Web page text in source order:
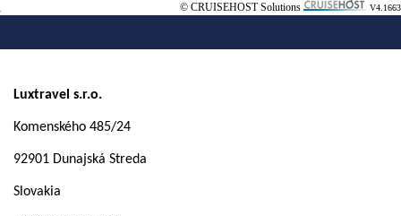
© CRUISEHOST Solutions V4.1663
Luxtravel s.r.o.
Komenského 485/24
92901 Dunajská Streda
Slovakia